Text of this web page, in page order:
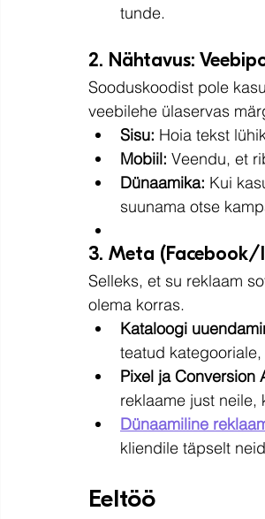
tunde.
2. Nähtavus:
Sooduskoodist pole
veebilehe ülaservas
Sisu: Hoia tekst
Mobiil: Veendu, et
Dünaamika: Kui
suunama otse
3. Meta
Selleks, et su reklaam
olema korras.
Kataloogi
teatud
Pixel ja Conversion
reklaame just
Dünaamiline
kliendile täpselt
Eeltöö